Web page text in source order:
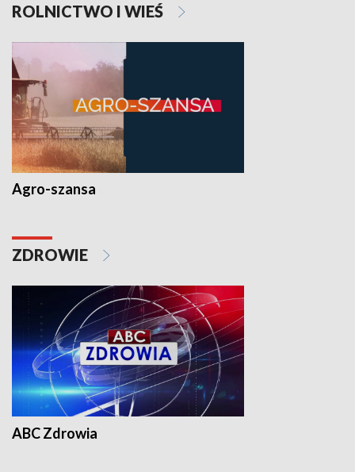
ROLNICTWO I WIEŚ
Agro-szansa
ZDROWIE
ABC Zdrowia